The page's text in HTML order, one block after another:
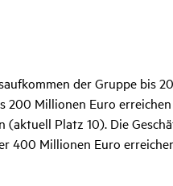
der Gruppe bis
200 Millionen Euro
Platz 10). Die
400 Millionen Euro